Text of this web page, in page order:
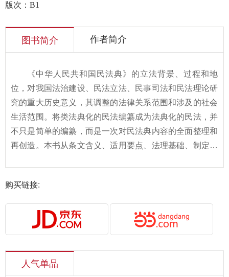
版次：B1
图书简介 作者简介
《中华人民共和国民法典》的立法背景、过程和地
位，对我国法治建设、民法立法、民事司法和民法理论研
究的重大历史意义，其调整的法律关系范围和涉及的社会
生活范围。将类法典化的民法编纂成为法典化的民法，并
不只是简单的编纂，而是一次对民法典内容的全面整理和
再创造。本书从条文含义、适用要点、法理基础、制定背
购买链接:
人气单品